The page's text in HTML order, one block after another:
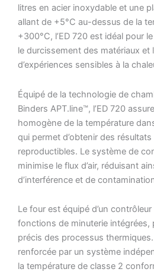
litres en acier inoxydable et une
allant de +5°C au-dessus de la
+300°C, l’ED 720 est idéal pour
le durcissement des matériaux et
d’expériences sensibles à la
Équipé de la technologie de
Binders APT.line™, l’ED 720
homogène de la température
qui permet d’obtenir des
reproductibles. Le système de
minimise le flux d’air, réduisant
d’interférence et de
Le four est équipé d’un
fonctions de minuterie
précis des processus thermiques.
renforcée par un système
la température de classe 2